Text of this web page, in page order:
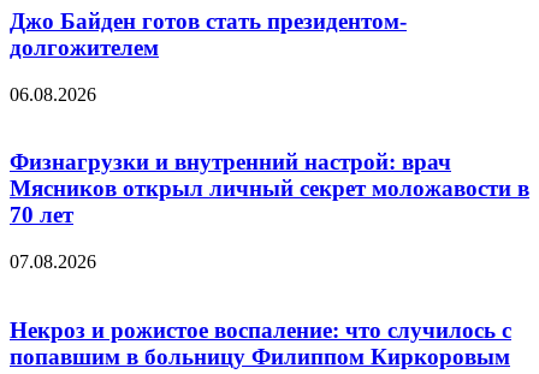
Джо Байден готов стать президентом-
долгожителем
06.08.2026
Физнагрузки и внутренний настрой: врач
Мясников открыл личный секрет моложавости в
70 лет
07.08.2026
Некроз и рожистое воспаление: что случилось с
попавшим в больницу Филиппом Киркоровым